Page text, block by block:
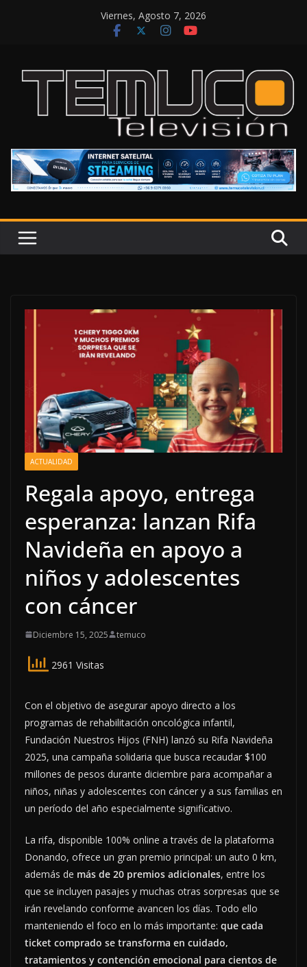
Viernes, Agosto 7, 2026
ACTUALIDAD
Regala apoyo, entrega
esperanza: lanzan Rifa
Navideña en apoyo a
niños y adolescentes
con cáncer
Diciembre 15, 2025 temuco
2961 Visitas
Con el objetivo de asegurar apoyo directo a los
programas de rehabilitación oncológica infantil,
Fundación Nuestros Hijos (FNH) lanzó su Rifa Navideña
2025, una campaña solidaria que busca recaudar $100
millones de pesos durante diciembre para acompañar a
niños, niñas y adolescentes con cáncer y a sus familias en
un período del año especialmente significativo.
La rifa, disponible 100% online a través de la plataforma
Donando, ofrece un gran premio principal: un auto 0 km,
además de más de 20 premios adicionales, entre los
que se incluyen pasajes y muchas otras sorpresas que se
irán revelando conforme avancen los días. Todo ello
manteniendo el foco en lo más importante: que cada
ticket comprado se transforma en cuidado,
tratamientos y contención emocional para cientos de